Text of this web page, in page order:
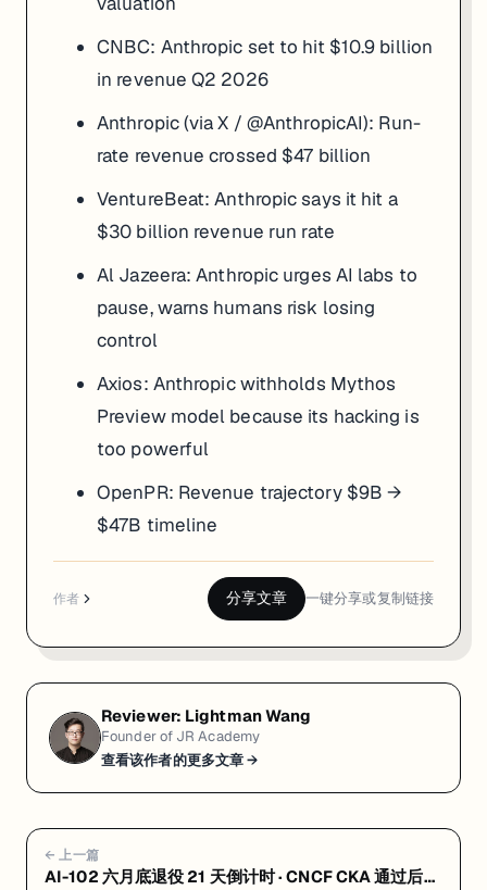
CNBC: Anthropic set to hit $10.9 billion
in revenue Q2 2026
Anthropic (via X / @AnthropicAI): Run-
rate revenue crossed $47 billion
VentureBeat:Anthropic says it hit a
$30 billion revenue run rate
Al Jazeera:Anthropic urges AI labs to
pause, warns humans risk losing
control
Axios: Anthropic withholds Mythos
Preview model because its hacking is
too powerful
OpenPR: Revenue trajectory $9B →
$47B timeline
作者 分享文章 一键分享或复制链接
Reviewer: Lightman Wang
Founder of JR Academy
查看该作者的更多文章 →
← 上一篇
AI-102 六月底退役 21 天倒计时 · CNCF CKA 通过后自